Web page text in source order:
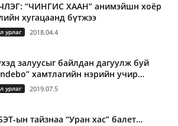
“ЧИНГИС ХААН” анимэйшн хоёр
хугацаанд бүтжээ
урлаг 2018.04.4
залуусыг байлдан дагуулж буй
хамтлагийн нэрийн учир…
урлаг 2019.07.5
ын тайзнаа “Уран хас” балет…